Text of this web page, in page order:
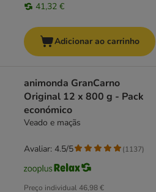
41,32 €
Adicionar ao carrinho
animonda GranCarno
Original 12 x 800 g - Pack
económico
Veado e maçãs
Preço individual46,98 €
Avaliar: 4.5/5 (1137)